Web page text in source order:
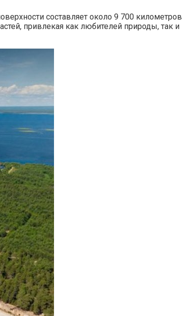
составляет около 9 700 километров
привлекая как любителей природы, так и